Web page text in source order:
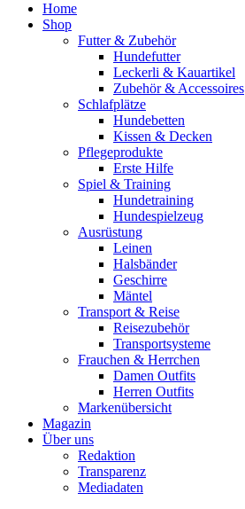
Home
Shop
Futter & Zubehör
Hundefutter
Leckerli & Kauartikel
Zubehör & Accessoires
Schlafplätze
Hundebetten
Kissen & Decken
Pflegeprodukte
Erste Hilfe
Spiel & Training
Hundetraining
Hundespielzeug
Ausrüstung
Leinen
Halsbänder
Geschirre
Mäntel
Transport & Reise
Reisezubehör
Transportsysteme
Frauchen & Herrchen
Damen Outfits
Herren Outfits
Markenübersicht
Magazin
Über uns
Redaktion
Transparenz
Mediadaten